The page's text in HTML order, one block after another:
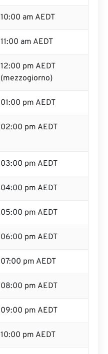
10:00 am AEDT
11:00 am AEDT
12:00 pm AEDT
(mezzogiorno)
01:00 pm AEDT
02:00 pm AEDT
03:00 pm AEDT
04:00 pm AEDT
05:00 pm AEDT
06:00 pm AEDT
07:00 pm AEDT
08:00 pm AEDT
09:00 pm AEDT
10:00 pm AEDT